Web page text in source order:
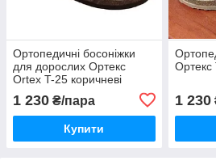
Ортопедичні босоніжки
для дорослих Ортекс
Ortex T-25 коричневі
1 230 ₴/пара
Купити
Ортекс
1 230